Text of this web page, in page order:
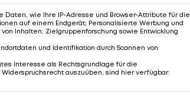
Dämpfer folgt.
gegen Zulj seine
jedoch ohne Erfolg.
DerLASK
wie Ihre IP-Adresse und Browser-Attribute für die
auf einem Endgerät; Personalisierte Werbung und
Inhalten, Zielgruppenforschung sowie Entwicklung
und Identifikation durch Scannen von
Interesse als Rechtsgrundlage für die
auszuüben, sind hier verfügbar: